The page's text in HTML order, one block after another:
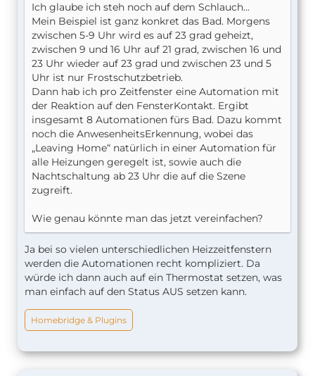
Ich glaube ich steh noch auf dem Schlauch...
Mein Beispiel ist ganz konkret das Bad. Morgens
zwischen 5-9 Uhr wird es auf 23 grad geheizt,
zwischen 9 und 16 Uhr auf 21 grad, zwischen 16 und
23 Uhr wieder auf 23 grad und zwischen 23 und 5
Uhr ist nur Frostschutzbetrieb.
Dann hab ich pro Zeitfenster eine Automation mit
der Reaktion auf den FensterKontakt. Ergibt
insgesamt 8 Automationen fürs Bad. Dazu kommt
noch die AnwesenheitsErkennung, wobei das
„Leaving Home“ natürlich in einer Automation für
alle Heizungen geregelt ist, sowie auch die
Nachtschaltung ab 23 Uhr die auf die Szene
zugreift.
Wie genau könnte man das jetzt vereinfachen?
Ja bei so vielen unterschiedlichen Heizzeitfenstern
werden die Automationen recht kompliziert. Da
würde ich dann auch auf ein Thermostat setzen, was
man einfach auf den Status AUS setzen kann.
Homebridge & Plugins